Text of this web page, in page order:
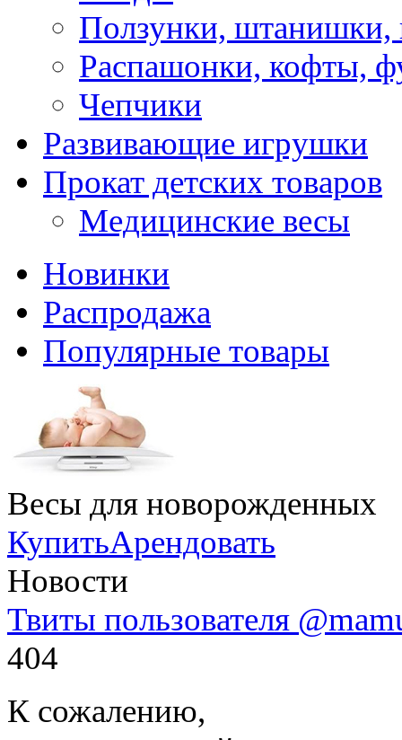
Ползунки, штанишки,
Распашонки, кофты,
Чепчики
Развивающие игрушки
Прокат детских товаров
Медицинские весы
Новинки
Распродажа
Популярные товары
Весы для новорожденных
КупитьАрендовать
Новости
Твиты пользователя
404
К сожалению,